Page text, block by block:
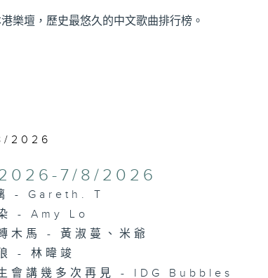
樂壇，歷史最悠久的中文歌曲排行榜。
2026
7/8/2026
- Gareth. T
- Amy Lo
木馬 - 黃淑蔓、米爺
- 林暐竣
會講幾多次再見 - IDG Bubbles